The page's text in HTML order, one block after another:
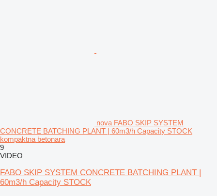
nova FABO SKIP SYSTEM
CONCRETE BATCHING PLANT | 60m3/h Capacity STOCK
kompaktna betonara
9
VIDEO
FABO SKIP SYSTEM CONCRETE BATCHING PLANT |
60m3/h Capacity STOCK